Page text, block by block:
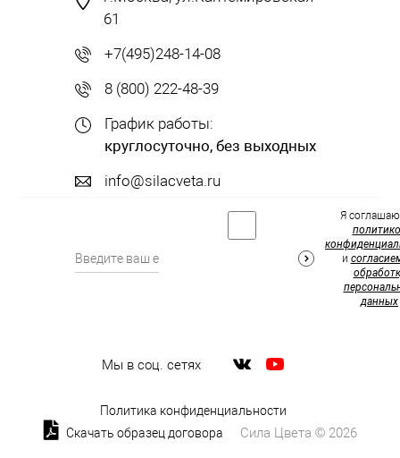
61
+7(495)248-14-08
8 (800) 222-48-39
График работы:
круглосуточно, без выходных
info@silacveta.ru
Мы в соц. сетях
Я
и
данных
Политика конфиденциальности
Скачать образец договора
Сила Цвета © 2026